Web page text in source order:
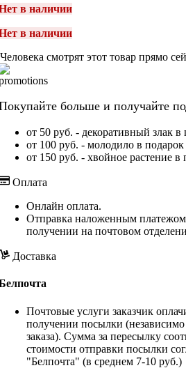
в наличии
в наличии
Человека смотрят этот товар прямо
больше и получайте
от 50 руб. - декоративный злак в
от 100 руб. - молодило в подарок
от 150 руб. - хвойное растение в
Оплата
Онлайн оплата.
Отправка наложенным платежом
получении на почтовом
Доставка
Почтовые услуги заказчик
получении посылки
заказа). Сумма за пересылку
стоимости отправки посылки
"Белпочта" (в среднем 7-10 руб.)